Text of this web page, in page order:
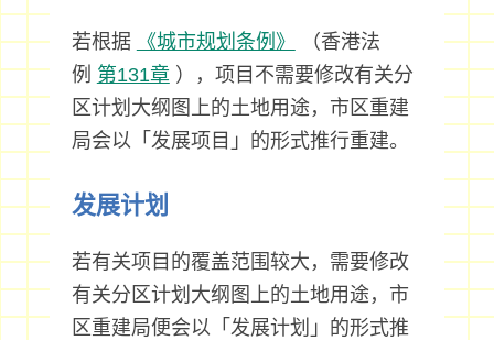
若根据 《城市规划条例》
（香港法
例 第131章），项目不需要修改有关分
区计划大纲图上的土地用途，市区重建
局会以「发展项目」的形式推行重建。
发展计划
若有关项目的覆盖范围较大，需要修改
有关分区计划大纲图上的土地用途，市
区重建局便会以「发展计划」的形式推